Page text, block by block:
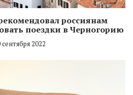
россиянам
поездки в Черногорию
сентября 2022